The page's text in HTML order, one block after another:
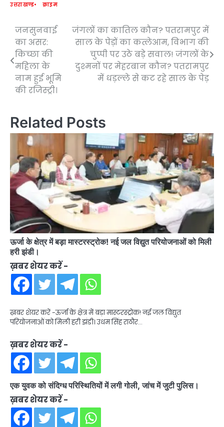
उत्तराखण्ड क्राइम
Post
navigation
जनसुनवाई
का असर:
किच्छा की
महिला के
नाम हुई भूमि
की रजिस्ट्री।
जंगलों का कातिल कौन? पतरामपुर में
साल के पेड़ों का कत्लेआम, विभाग की
चुप्पी पर उठे बड़े सवाल! जंगलों के
दुश्मनों पर मेहरबान कौन? पतरामपुर
में धड़ल्ले से कट रहे साल के पेड़
Related Posts
ऊर्जा के क्षेत्र में बड़ा मास्टरस्ट्रोक! नई जल विद्युत परियोजनाओं को मिली
हरी झंडी।
ख़बर शेयर करें -
ख़बर शेयर करें -ऊर्जा के क्षेत्र में बड़ा मास्टरस्ट्रोक! नई जल विद्युत
परियोजनाओं को मिली हरी झंडी। उधम सिंह राठौर…
ख़बर शेयर करें -
एक युवक को संदिग्ध परिस्थितियों में लगी गोली, जांच में जुटी पुलिस।
ख़बर शेयर करें -